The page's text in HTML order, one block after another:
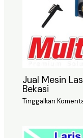
Jual Mesin
Bekasi
Tinggalkan